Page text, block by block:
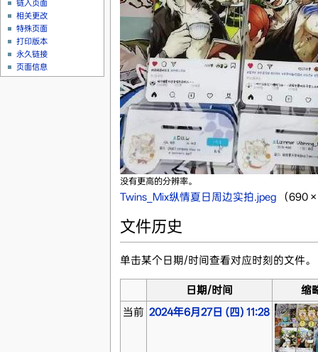
没有更高的分辨率。
Twins_Mix纵情夏日周边实拍.jpeg‎ （690
文件历史
单击某个日期/时间查看对应时刻的文件。
日期/时间
缩
当前 2024年6月27日 (四) 11:28
链入页面
相关更改
特殊页面
打印版本
永久链接
页面信息